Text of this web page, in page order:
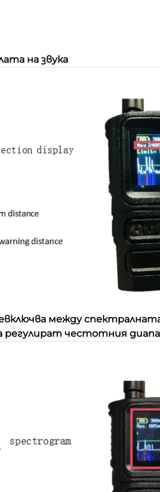
на звука
между
честотния